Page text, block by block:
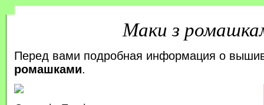
Маки з
Перед вами подробная информация о
ромашками.